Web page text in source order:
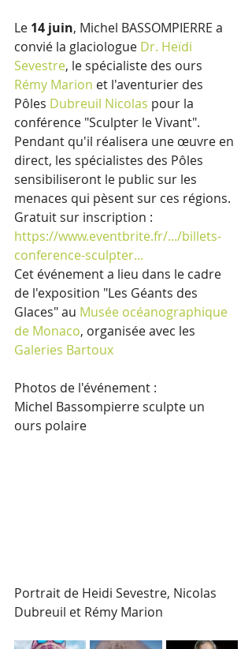
Le 14 juin, Michel BASSOMPIERRE a
convié la glaciologue Dr. Heïdi
Sevestre, le spécialiste des ours
Rémy Marion et l'aventurier des
Pôles Dubreuil Nicolas pour la
conférence "Sculpter le Vivant".
Pendant qu'il réalisera une œuvre en
direct, les spécialistes des Pôles
sensibiliseront le public sur les
menaces qui pèsent sur ces régions.
Gratuit sur inscription :
https://www.eventbrite.fr/.../billets-
conference-sculpter...
Cet événement a lieu dans le cadre
de l'exposition "Les Géants des
Glaces" au Musée océanographique
de Monaco, organisée avec les
Galeries Bartoux
Photos de l'événement :
Michel Bassompierre sculpte un
ours polaire
Portrait de Heidi Sevestre, Nicolas
Dubreuil et Rémy Marion